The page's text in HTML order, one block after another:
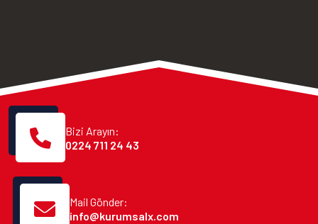
Bizi Arayın:
0224 711 24 43
Mail Gönder:
info@kurumsalx.com